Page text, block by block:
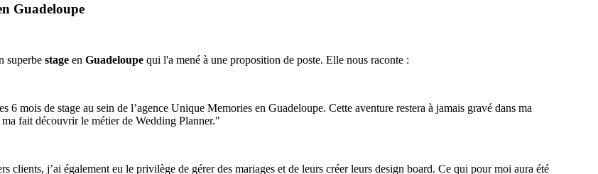
Guadeloupe
superbe stage en Guadeloupe qui l'a mené à une proposition de poste. Elle nous raconte :
mois de stage au sein de l’agence Unique Memories en Guadeloupe. Cette aventure restera à jamais gravé dans ma
fait découvrir le métier de Wedding Planner."
clients, j’ai également eu le privilège de gérer des mariages et de leurs créer leurs design board. Ce qui pour moi aura été